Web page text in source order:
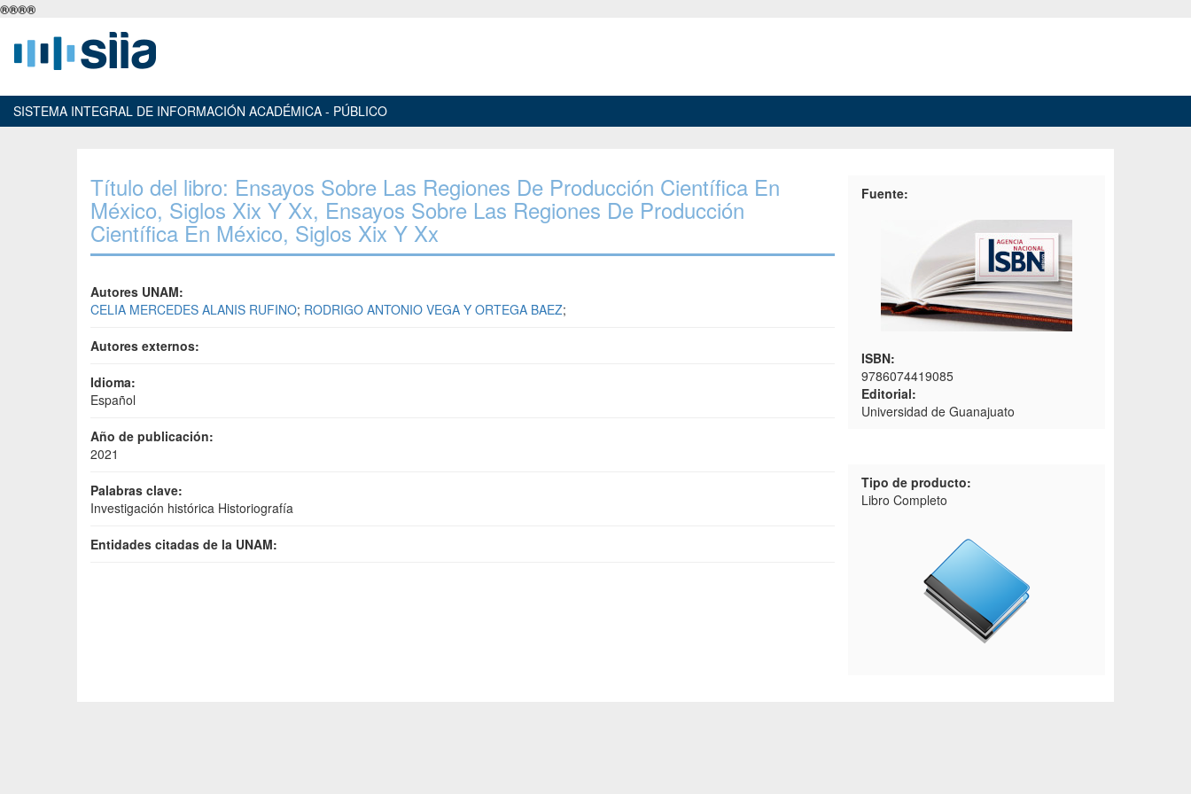
®®®®
SISTEMA INTEGRAL DE INFORMACIÓN ACADÉMICA - PÚBLICO
Título del libro: Ensayos Sobre Las Regiones De Producción Científica En
México, Siglos Xix Y Xx, Ensayos Sobre Las Regiones De Producción
Científica En México, Siglos Xix Y Xx
Autores UNAM:
CELIA MERCEDES ALANIS RUFINO; RODRIGO ANTONIO VEGA Y ORTEGA BAEZ;
Autores externos:
Idioma:
Español
Año de publicación:
2021
Palabras clave:
Investigación histórica Historiografía
Entidades citadas de la UNAM:
Fuente:
ISBN:
9786074419085
Editorial:
Universidad de Guanajuato
Tipo de producto:
Libro Completo